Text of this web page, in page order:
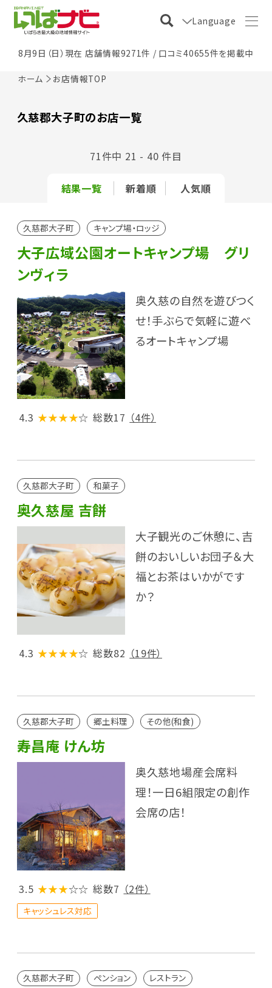
Language
8月9日（日）現在 店舗情報9271件 / 口コミ40655件を掲載中
ホーム お店情報TOP
久慈郡大子町のお店一覧
結果一覧 新着順 人気順
71件中 21 - 40 件目
久慈郡大子町 キャンプ場・ロッジ
大子広域公園オートキャンプ場 グリ
ンヴィラ
奥久慈の自然を遊びつく
せ！手ぶらで気軽に遊べ
るオートキャンプ場
4.3 ★★★★☆ 総数17 （4件）
久慈郡大子町 和菓子
奥久慈屋 吉餅
大子観光のご休憩に、吉
餅のおいしいお団子＆大
福とお茶はいかがです
か？
4.3 ★★★★☆ 総数82 （19件）
久慈郡大子町 郷土料理 その他(和食)
寿昌庵 けん坊
奥久慈地場産会席料
理！一日6組限定の創作
会席の店！
3.5 ★★★☆☆ 総数7 （2件）
キャッシュレス対応
久慈郡大子町 ペンション レストラン